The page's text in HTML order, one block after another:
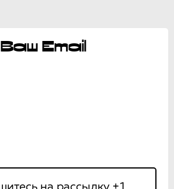
Ваш Email